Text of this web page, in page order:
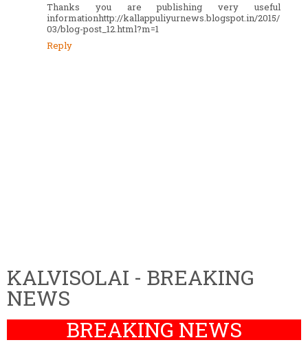
Thanks you are publishing very useful
informationhttp://kallappuliyurnews.blogspot.in/2015/
03/blog-post_12.html?m=1
Reply
KALVISOLAI - BREAKING
NEWS
BREAKING NEWS